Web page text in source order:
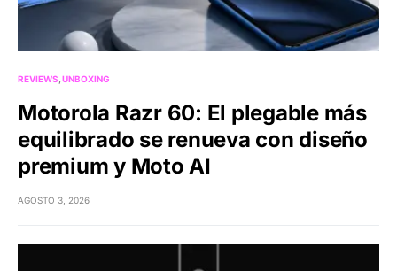
REVIEWS UNBOXING
Motorola Razr 60: El plegable más
equilibrado se renueva con diseño
premium y Moto AI
AGOSTO 3, 2026